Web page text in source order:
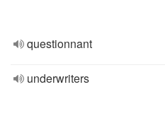
questionnant
underwriters